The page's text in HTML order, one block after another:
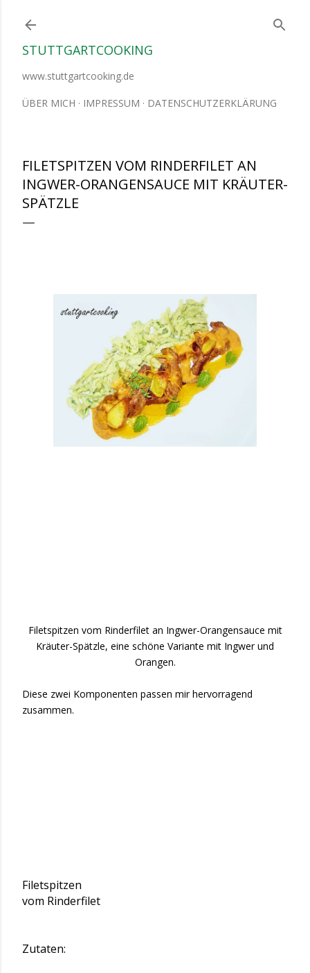
STUTTGARTCOOKING
www.stuttgartcooking.de
ÜBER MICH IMPRESSUM DATENSCHUTZERKLÄRUNG
FILETSPITZEN VOM RINDERFILET AN
INGWER-ORANGENSAUCE MIT KRÄUTER-
SPÄTZLE
Filetspitzen vom Rinderfilet an Ingwer-Orangensauce mit
Kräuter-Spätzle, eine schöne Variante mit Ingwer und
Orangen.
Diese zwei Komponenten passen mir hervorragend
zusammen.
Filetspitzen
vom Rinderfilet
Zutaten: